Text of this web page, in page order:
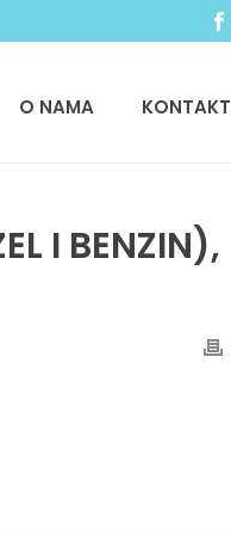
O NAMA KONTAKT
I BENZIN),